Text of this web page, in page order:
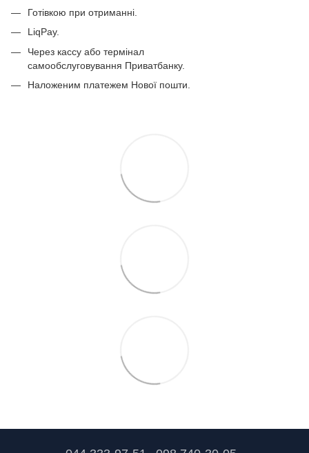
Готівкою при отриманні.
LiqPay.
Через кассу або термінал
самообслуговування Приватбанку.
Наложеним платежем Нової пошти.